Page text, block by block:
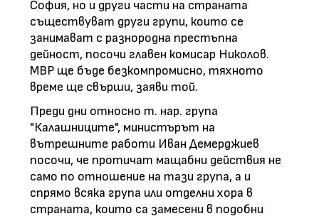
София, но и други части на страната
съществуват други групи, които се
занимават с разнородна престъпна
дейност, посочи главен комисар Николов.
МВР ще бъде безкомпромисно, тяхното
време ще свърши, заяви той.
Преди дни относно т. нар. група
"Калашниците", министърът на
вътрешните работи Иван Демерджиев
посочи, че протичат мащабни действия не
само по отношение на тази група, а и
спрямо всяка група или отделни хора в
страната, които са замесени в подобни